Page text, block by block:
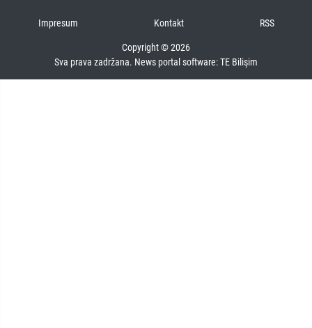
Impresum Kontakt RSS
Copyright © 2026
Sva prava zadržana. News portal software:TE Bilişim